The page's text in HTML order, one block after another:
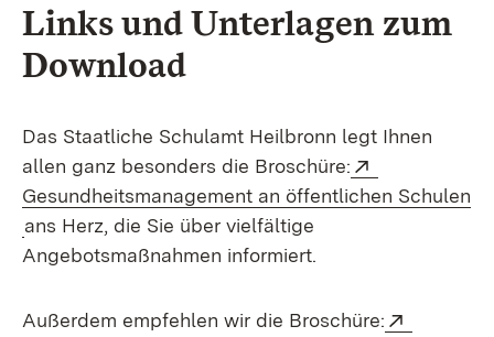
Links und Unterlagen zum
Download
Das Staatliche Schulamt Heilbronn legt Ihnen
allen ganz besonders die Broschüre:
Gesundheitsmanagement an öffentlichen Schulen
(Öffnet in neuem Fenster)
ans Herz, die Sie über vielfältige
Angebotsmaßnahmen informiert.
Außerdem empfehlen wir die Broschüre: